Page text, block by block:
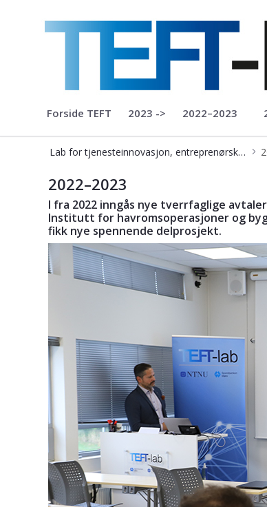
Lab for
Forside TEFT 2023 -> 2022–2023
Lab for tjenesteinnovasjon, entreprenørskap, finans og teknologi
Bruk av lab - Teft-lab
2022–2023
I fra 2022 inngås nye tverrfaglige
Institutt for havromsoperasjoner og
fikk nye spennende delprosjekt.